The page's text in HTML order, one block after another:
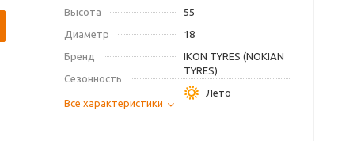
Высота
55
Диаметр
18
Бренд
IKON TYRES (NOKIAN
TYRES)
Сезонность
Лето
Все характеристики